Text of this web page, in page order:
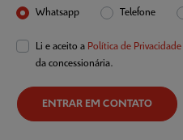
Whatsapp
Telefone
Li e aceito a Política de Privacidade
da concessionária.
ENTRAR EM CONTATO